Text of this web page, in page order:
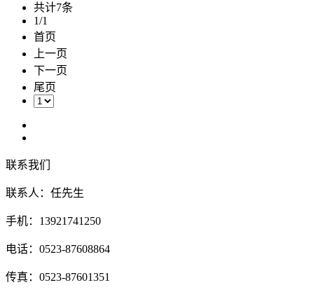
共计7条
1/1
首页
上一页
下一页
尾页
联系我们
联系人：任先生
手机：13921741250
电话：0523-87608864
传真：0523-87601351